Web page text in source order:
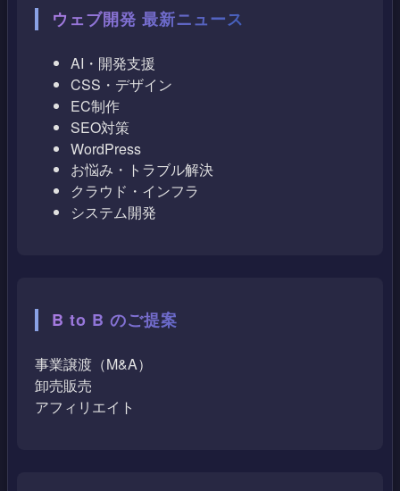
ウェブ開発 最新ニュース
AI・開発支援
CSS・デザイン
EC制作
SEO対策
WordPress
お悩み・トラブル解決
クラウド・インフラ
システム開発
B to B のご提案
事業譲渡（M&A）
卸売販売
アフィリエイト